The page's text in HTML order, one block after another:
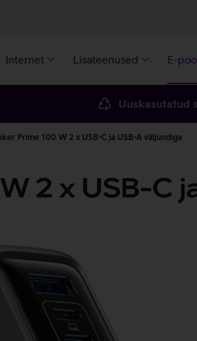
Internet Lisateenused E-
Uuskasutatud
Prime 100 W 2 x USB-C ja USB-A väljundiga
2 x USB-C